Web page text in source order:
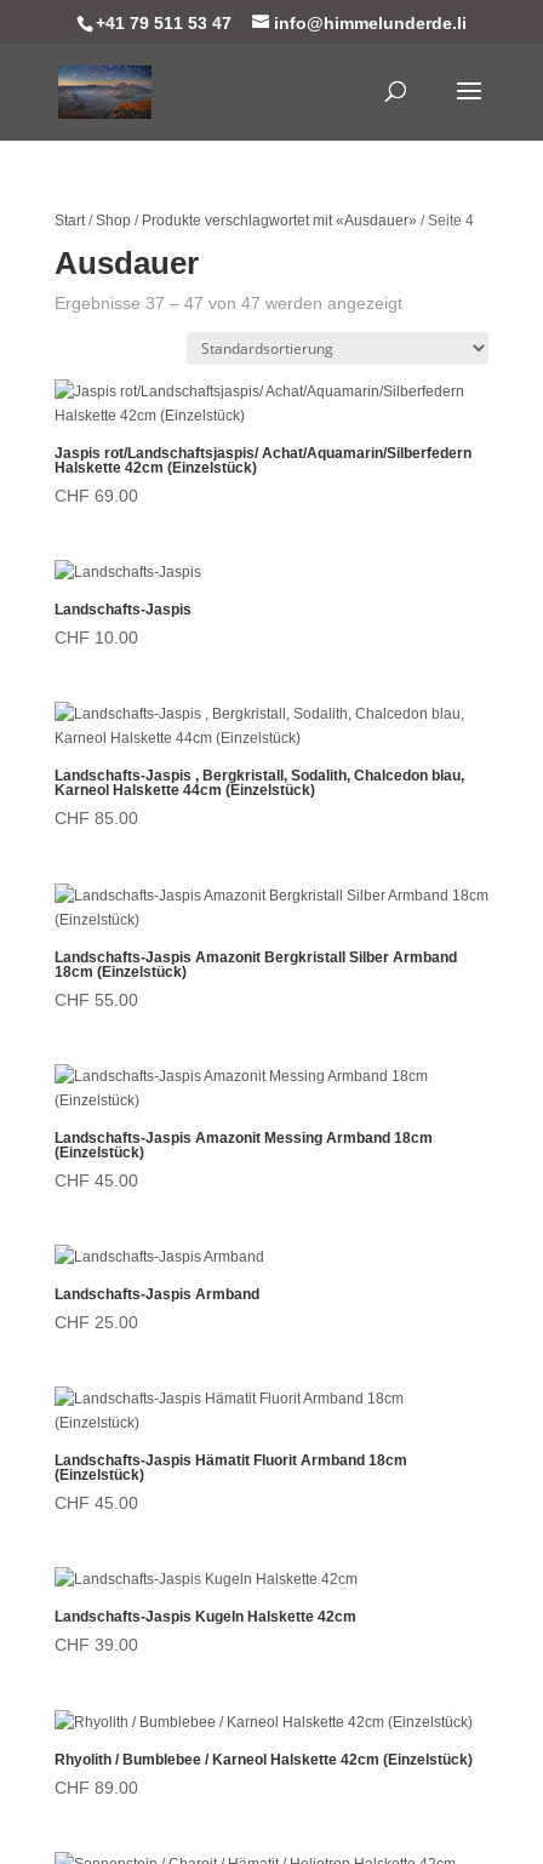
+41 79 511 53 47 info@himmelunderde.li
Start/Shop/ Produkte verschlagwortet mit «Ausdauer» / Seite 4
Ausdauer
Ergebnisse 37 – 47 von 47 werden angezeigt
Jaspis rot/Landschaftsjaspis/ Achat/Aquamarin/Silberfedern
Halskette 42cm (Einzelstück)
CHF 69.00
Landschafts-Jaspis
CHF 10.00
Landschafts-Jaspis , Bergkristall, Sodalith, Chalcedon blau,
Karneol Halskette 44cm (Einzelstück)
CHF 85.00
Landschafts-Jaspis Amazonit Bergkristall Silber Armband
18cm (Einzelstück)
CHF 55.00
Landschafts-Jaspis Amazonit Messing Armband 18cm
(Einzelstück)
CHF 45.00
Landschafts-Jaspis Armband
CHF 25.00
Landschafts-Jaspis Hämatit Fluorit Armband 18cm
(Einzelstück)
CHF 45.00
Landschafts-Jaspis Kugeln Halskette 42cm
CHF 39.00
Rhyolith / Bumblebee / Karneol Halskette 42cm (Einzelstück)
CHF 89.00